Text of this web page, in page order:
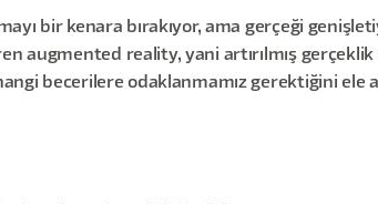
bir kenara bırakıyor, ama gerçeği
augmented reality, yani artırılmış gerçeklik
becerilere odaklanmamız gerektiğini ele